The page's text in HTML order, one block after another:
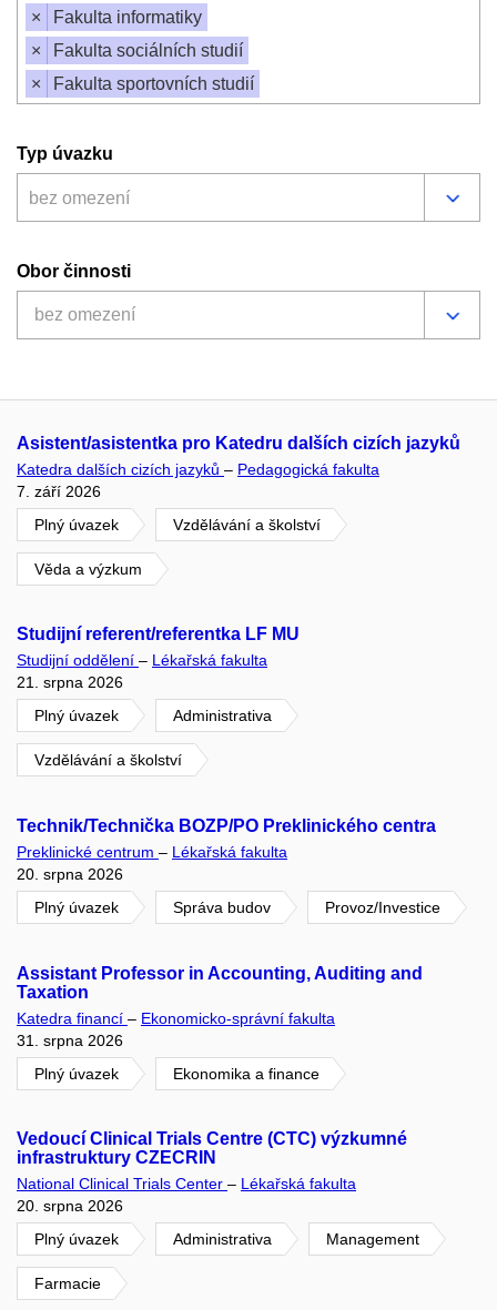
×
Fakulta informatiky
×
Fakulta sociálních studií
×
Fakulta sportovních studií
Typ úvazku
bez omezení
Obor činnosti
bez omezení
Asistent/asistentka pro Katedru dalších cizích jazyků
Katedra dalších cizích jazyků – Pedagogická fakulta
7. září 2026
Plný úvazek
Vzdělávání a školství
Věda a výzkum
Studijní referent/referentka LF MU
Studijní oddělení – Lékařská fakulta
21. srpna 2026
Plný úvazek
Administrativa
Vzdělávání a školství
Technik/Technička BOZP/PO Preklinického centra
Preklinické centrum – Lékařská fakulta
20. srpna 2026
Plný úvazek
Správa budov Provoz/Investice
Assistant Professor in Accounting, Auditing and
Taxation
Katedra financí – Ekonomicko-správní fakulta
31. srpna 2026
Plný úvazek
Ekonomika a finance
Vedoucí Clinical Trials Centre (CTC) výzkumné
infrastruktury CZECRIN
National Clinical Trials Center – Lékařská fakulta
20. srpna 2026
Plný úvazek
Administrativa Management
Farmacie